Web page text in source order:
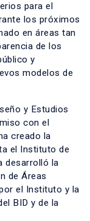
para el
los próximos
en áreas tan
de los
y
modelos de
y Estudios
con el
creado la
el Instituto de
desarrolló la
de Áreas
el Instituto y la
BID y de la